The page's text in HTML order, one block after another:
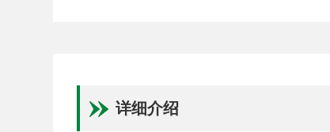
详细介绍